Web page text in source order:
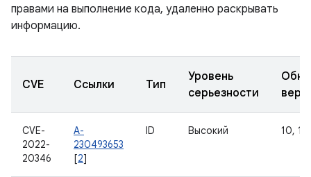
правами на выполнение кода, удаленно раскрывать
информацию.
CVE Ссылки Тип
Уровень
серьезности
CVE-
2022-
20346
A-
230493653
[2]
ID Высокий 10,